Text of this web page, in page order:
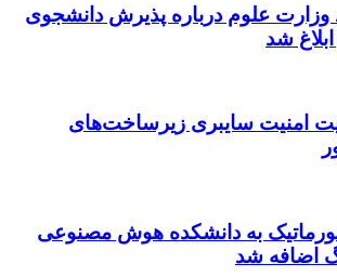
وزارت علوم درباره پذیرش دانشجوی
شد
امنیت سایبری زیرساخت‌های
به دانشکده هوش مصنوعی
اضافه شد